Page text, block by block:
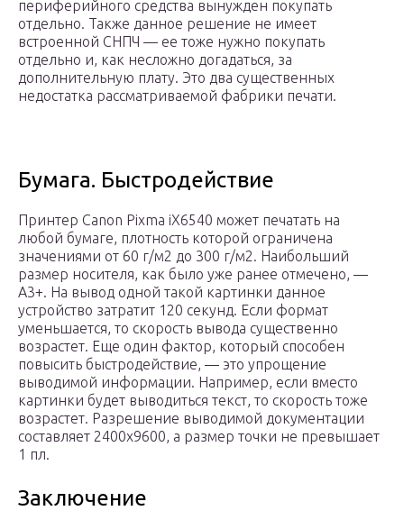
периферийного средства вынужден покупать
отдельно. Также данное решение не имеет
встроенной СНПЧ — ее тоже нужно покупать
отдельно и, как несложно догадаться, за
дополнительную плату. Это два существенных
недостатка рассматриваемой фабрики печати.
Бумага. Быстродействие
Принтер Canon Pixma iX6540 может печатать на
любой бумаге, плотность которой ограничена
значениями от 60 г/м2 до 300 г/м2. Наибольший
размер носителя, как было уже ранее отмечено, —
А3+. На вывод одной такой картинки данное
устройство затратит 120 секунд. Если формат
уменьшается, то скорость вывода существенно
возрастет. Еще один фактор, который способен
повысить быстродействие, — это упрощение
выводимой информации. Например, если вместо
картинки будет выводиться текст, то скорость тоже
возрастет. Разрешение выводимой документации
составляет 2400х9600, а размер точки не превышает
1 пл.
Заключение